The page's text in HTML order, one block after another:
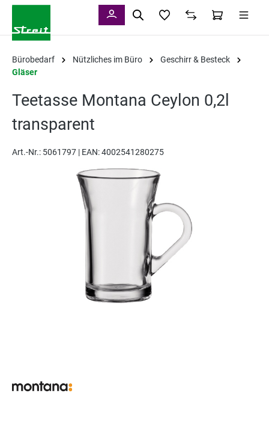
Bürobedarf Nützliches im Büro
Geschirr & Besteck
Gläser
Teetasse Montana Ceylon 0,2l
transparent
Art.-Nr.: 5061797 | EAN: 4002541280275
Bildergalerie überspringen